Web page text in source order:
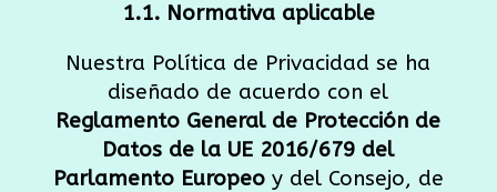
1.1. Normativa aplicable
Nuestra Política de Privacidad se ha
diseñado de acuerdo con el
Reglamento General de Protección de
Datos de la UE 2016/679 del
Parlamento Europeo y del Consejo, de